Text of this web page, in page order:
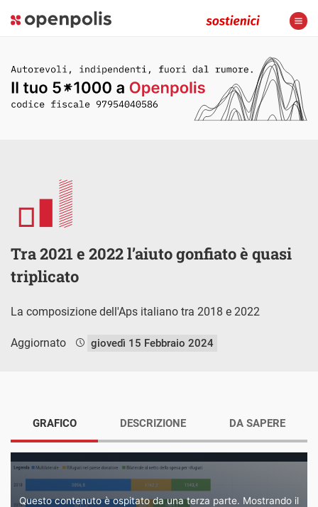
Tra 2021 e 2022 l’aiuto gonfiato è quasi
triplicato
La composizione dell'Aps italiano tra 2018 e 2022
Aggiornato giovedì 15 Febbraio 2024
GRAFICO
Questo contenuto è ospitato da una terza parte. Mostrando il
DESCRIZIONE DA SAPERE